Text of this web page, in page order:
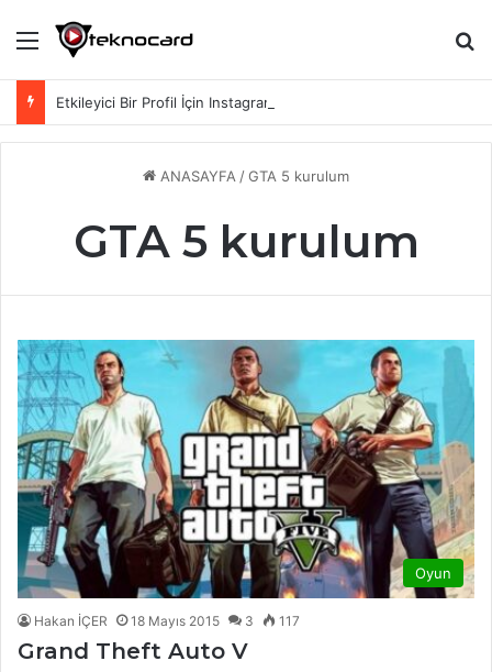
Menü
Etkileyici Bir Profil İçin Instagram Biyografi Sözleri
ANASAYFA /GTA 5 kurulum
GTA 5 kurulum
Oyun
Hakan İÇER 18 Mayıs 2015 3 117
Grand Theft Auto V